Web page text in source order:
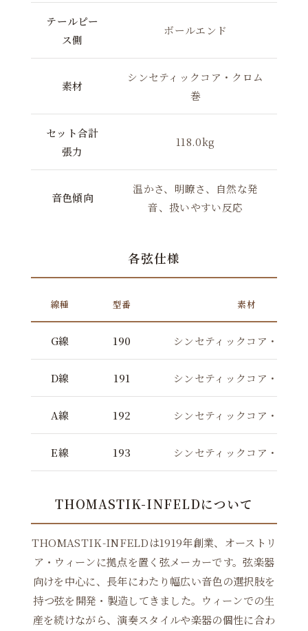
テールピー
ス側
ボールエンド
素材
シンセティックコア・クロム
巻
セット合計
張力
118.0kg
音色傾向
温かさ、明瞭さ、自然な発
音、扱いやすい反応
各弦仕様
線種 型番 素材
G線 190 シンセティックコア・クロ
D線 191 シンセティックコア・クロ
A線 192 シンセティックコア・クロ
E線 193 シンセティックコア・クロ
THOMASTIK-INFELDについて
THOMASTIK-INFELDは1919年創業、オーストリ
ア・ウィーンに拠点を置く弦メーカーです。弦楽器
向けを中心に、長年にわたり幅広い音色の選択肢を
持つ弦を開発・製造してきました。ウィーンでの生
産を続けながら、演奏スタイルや楽器の個性に合わ